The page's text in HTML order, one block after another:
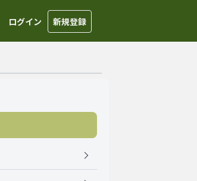
ログイン 新規登録